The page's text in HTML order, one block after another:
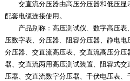
交直流分压器由高压分压器和低压显
配套电缆连接使用。
产品别称 ：高压测试仪、数字高压
压数字表、分压器、阻容分压器、静电
分压器、交直流高压表、交直流高压分
器、交直流两用高压测试装置、阻容式
压器、交直流数字分压器、千伏电压表、